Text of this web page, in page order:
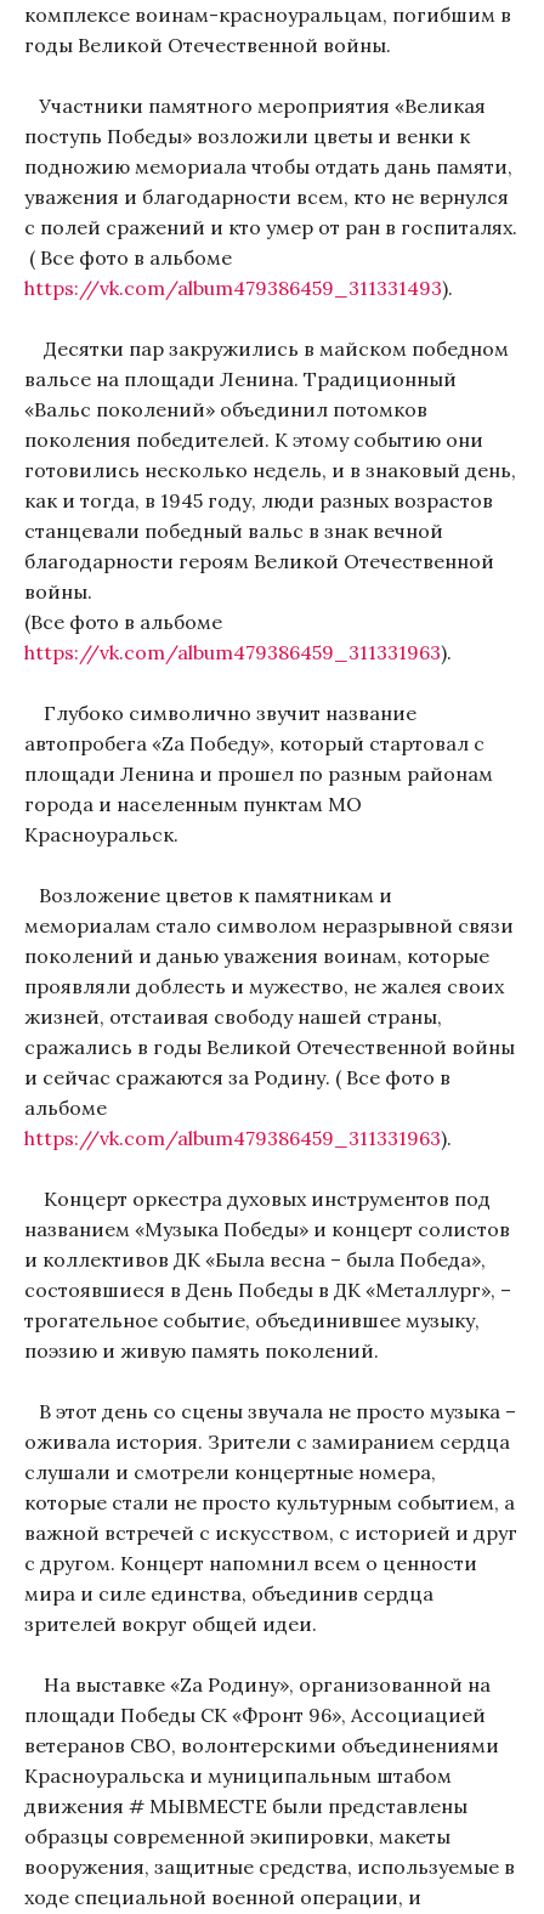
комплексе воинам-красноуральцам, погибшим в
годы Великой Отечественной войны.
Участники памятного мероприятия «Великая
поступь Победы» возложили цветы и венки к
подножию мемориала чтобы отдать дань памяти,
уважения и благодарности всем, кто не вернулся
с полей сражений и кто умер от ран в госпиталях.
( Все фото в альбоме
https://vk.com/album479386459_311331493).
Десятки пар закружились в майском победном
вальсе на площади Ленина. Традиционный
«Вальс поколений» объединил потомков
поколения победителей. К этому событию они
готовились несколько недель, и в знаковый день,
как и тогда, в 1945 году, люди разных возрастов
станцевали победный вальс в знак вечной
благодарности героям Великой Отечественной
войны.
(Все фото в альбоме
https://vk.com/album479386459_311331963).
Глубоко символично звучит название
автопробега «Zа Победу», который стартовал с
площади Ленина и прошел по разным районам
города и населенным пунктам МО
Красноуральск.
Возложение цветов к памятникам и
мемориалам стало символом неразрывной связи
поколений и данью уважения воинам, которые
проявляли доблесть и мужество, не жалея своих
жизней, отстаивая свободу нашей страны,
сражались в годы Великой Отечественной войны
и сейчас сражаются за Родину. ( Все фото в
альбоме
https://vk.com/album479386459_311331963).
Концерт оркестра духовых инструментов под
названием «Музыка Победы» и концерт солистов
и коллективов ДК «Была весна – была Победа»,
состоявшиеся в День Победы в ДК «Металлург», –
трогательное событие, объединившее музыку,
поэзию и живую память поколений.
В этот день со сцены звучала не просто музыка –
оживала история. Зрители с замиранием сердца
слушали и смотрели концертные номера,
которые стали не просто культурным событием, а
важной встречей с искусством, с историей и друг
с другом. Концерт напомнил всем о ценности
мира и силе единства, объединив сердца
зрителей вокруг общей идеи.
На выставке «Zа Родину», организованной на
площади Победы СК «Фронт 96», Ассоциацией
ветеранов СВО, волонтерскими объединениями
Красноуральска и муниципальным штабом
движения # МЫВМЕСТЕ были представлены
образцы современной экипировки, макеты
вооружения, защитные средства, используемые в
ходе специальной военной операции, и